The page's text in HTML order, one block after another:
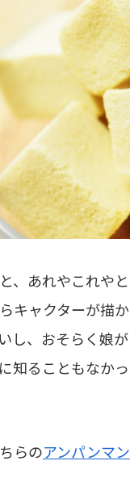
、あれやこれや
キャクターが描
し、おそらく娘
知ることもなか
らのアンパンマ